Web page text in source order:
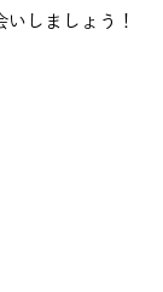
しましょう！